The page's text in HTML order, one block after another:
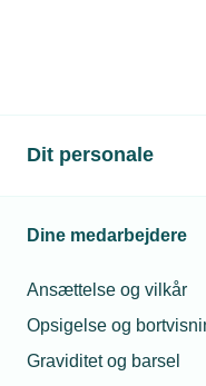
Dit personale
Dine medarbejdere
Ansættelse og vilkår
Opsigelse og
Graviditet og barsel
Du skal
Denne side er kun